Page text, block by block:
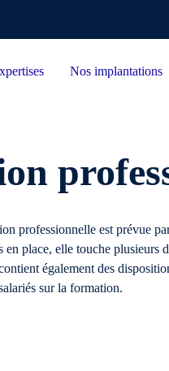
Nos implantations
professionnelle est prévue
place, elle touche
également des
sur la formation.